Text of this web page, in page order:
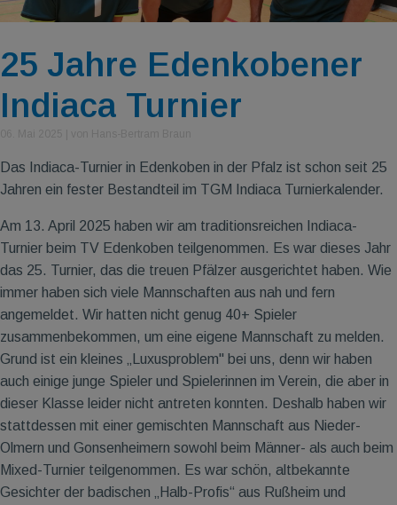
25 Jahre Edenkobener
Indiaca Turnier
Das Indiaca-Turnier in Edenkoben in der Pfalz ist schon seit 25
Jahren ein fester Bestandteil im TGM Indiaca Turnierkalender.
Am 13. April 2025 haben wir am traditionsreichen Indiaca-
Turnier beim TV Edenkoben teilgenommen. Es war dieses Jahr
das 25. Turnier, das die treuen Pfälzer ausgerichtet haben. Wie
immer haben sich viele Mannschaften aus nah und fern
angemeldet. Wir hatten nicht genug 40+ Spieler
zusammenbekommen, um eine eigene Mannschaft zu melden.
Grund ist ein kleines „Luxusproblem" bei uns, denn wir haben
auch einige junge Spieler und Spielerinnen im Verein, die aber in
dieser Klasse leider nicht antreten konnten. Deshalb haben wir
stattdessen mit einer gemischten Mannschaft aus Nieder-
Olmern und Gonsenheimern sowohl beim Männer- als auch beim
Mixed-Turnier teilgenommen. Es war schön, altbekannte
Gesichter der badischen „Halb-Profis“ aus Rußheim und